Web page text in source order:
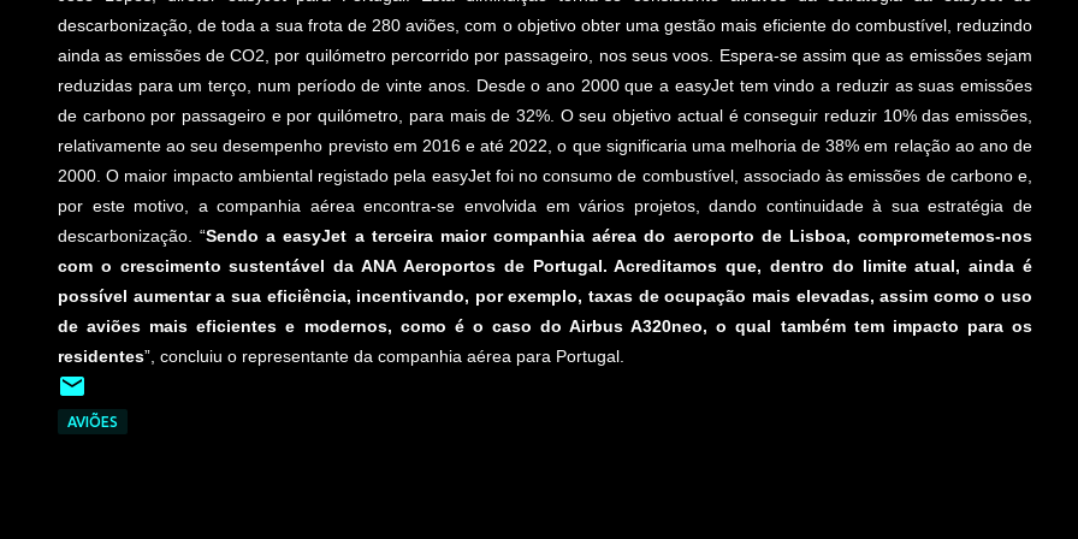
descarbonização, de toda a sua frota de 280 aviões, com o objetivo obter uma gestão mais eficiente do combustível, reduzindo
ainda as emissões de CO2, por quilómetro percorrido por passageiro, nos seus voos. Espera-se assim que as emissões sejam
reduzidas para um terço, num período de vinte anos. Desde o ano 2000 que a easyJet tem vindo a reduzir as suas emissões
de carbono por passageiro e por quilómetro, para mais de 32%. O seu objetivo actual é conseguir reduzir 10% das emissões,
relativamente ao seu desempenho previsto em 2016 e até 2022, o que significaria uma melhoria de 38% em relação ao ano de
2000. O maior impacto ambiental registado pela easyJet foi no consumo de combustível, associado às emissões de carbono e,
por este motivo, a companhia aérea encontra-se envolvida em vários projetos, dando continuidade à sua estratégia de
descarbonização. “Sendo a easyJet a terceira maior companhia aérea do aeroporto de Lisboa, comprometemos-nos
com o crescimento sustentável da ANA Aeroportos de Portugal. Acreditamos que, dentro do limite atual, ainda é
possível aumentar a sua eficiência, incentivando, por exemplo, taxas de ocupação mais elevadas, assim como o uso
de aviões mais eficientes e modernos, como é o caso do Airbus A320neo, o qual também tem impacto para os
residentes”, concluiu o representante da companhia aérea para Portugal.
AVIÕES